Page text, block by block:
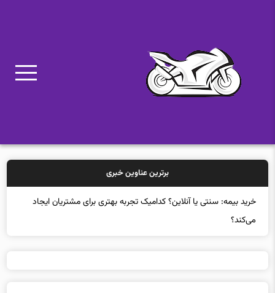
برترین عناوین خبری
خرید بیمه: سنتی یا آنلاین؟ کدامیک تجربه بهتری برای مشتریان ایجاد
می‌کند؟